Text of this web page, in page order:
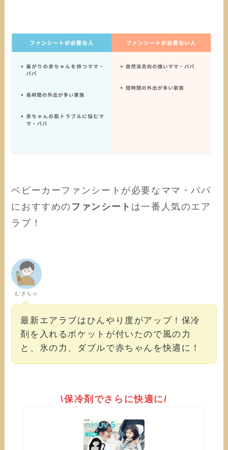
ベビーカーファンシートが必要なママ・パパ
におすすめの ファンシート は一番人気のエア
ラブ！
むぎちゃ
最新エアラブはひんやり度がアップ！保冷
剤を入れるポケットが付いたので風の力
と、氷の力、ダブルで赤ちゃんを快適に！
\保冷剤でさらに快適に/